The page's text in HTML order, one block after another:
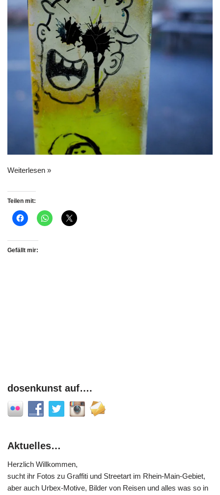
Weiterlesen »
Teilen mit:
Gefällt mir:
dosenkunst auf….
Aktuelles…
Herzlich Willkommen,
sucht ihr Fotos zu Graffiti und Streetart im Rhein-Main-Gebiet,
aber auch Urbex-Motive, Bilder von Reisen und alles was so in